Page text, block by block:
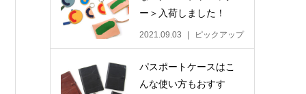
ー＞入荷しました！
2021.09.03 ピックアップ
パスポートケースはこ
んな使い方もおすす